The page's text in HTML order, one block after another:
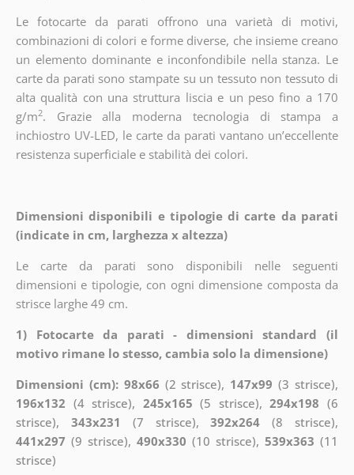
Le fotocarte da parati offrono una varietà di motivi,
combinazioni di colori e forme diverse, che insieme creano
un elemento dominante e inconfondibile nella stanza. Le
carte da parati sono stampate su un tessuto non tessuto di
alta qualità con una struttura liscia e un peso fino a 170
g/m2. Grazie alla moderna tecnologia di stampa a
inchiostro UV-LED, le carte da parati vantano un’eccellente
resistenza superficiale e stabilità dei colori.
Dimensioni disponibili e tipologie di carte da parati
(indicate in cm, larghezza x altezza)
Le carte da parati sono disponibili nelle seguenti
dimensioni e tipologie, con ogni dimensione composta da
strisce larghe 49 cm.
1) Fotocarte da parati - dimensioni standard (il
motivo rimane lo stesso, cambia solo la dimensione)
Dimensioni (cm): 98x66 (2 strisce), 147x99 (3 strisce),
196x132 (4 strisce), 245x165 (5 strisce),294x198 (6
strisce), 343x231 (7 strisce),392x264 (8 strisce),
441x297 (9 strisce), 490x330 (10 strisce),539x363 (11
strisce)